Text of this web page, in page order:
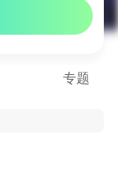
专题